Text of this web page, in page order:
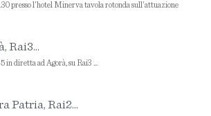
presso l'hotel Minerva tavola rotonda sull'attuazione
Rai3...
in diretta ad Agorà, su Rai3 ...
Patria, Rai2...